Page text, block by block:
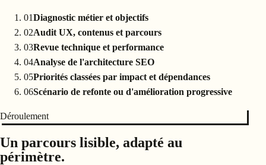
01Diagnostic métier et objectifs
02Audit UX, contenus et parcours
03Revue technique et performance
04Analyse de l'architecture SEO
05Priorités classées par impact et dépendances
06Scénario de refonte ou d'amélioration progressive
Déroulement
Un parcours lisible, adapté au
périmètre.